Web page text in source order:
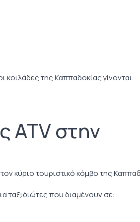
κοιλάδες της Καππαδοκίας γίνονται
ATV στην
κύριο τουριστικό κόμβο της
ταξιδιώτες που διαμένουν σε: